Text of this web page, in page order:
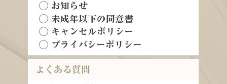
◯ お知らせ
◯ 未成年以下の同意書
◯ キャンセルポリシー
◯ プライバシーポリシー
よくある質問